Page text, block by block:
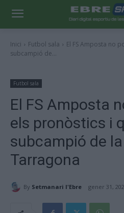
Inici Futbol sala
El FS Amposta no
subcampió de...
Futbol sala
El FS Amposta
els pronòstics i
subcampió de
Tarragona
By Setmanari l'Ebre gener 31,